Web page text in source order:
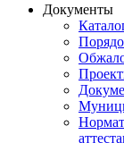
Документы